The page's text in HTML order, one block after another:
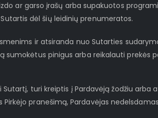
ar garso įrašų arba supakuotos
dėl šių leidinių prenumeratos.
ir atsiranda nuo Sutarties
sumokėtus pinigus arba reikalauti prekės
turi kreiptis į Pardavėją žodžiu
pranešimą, Pardavėjas